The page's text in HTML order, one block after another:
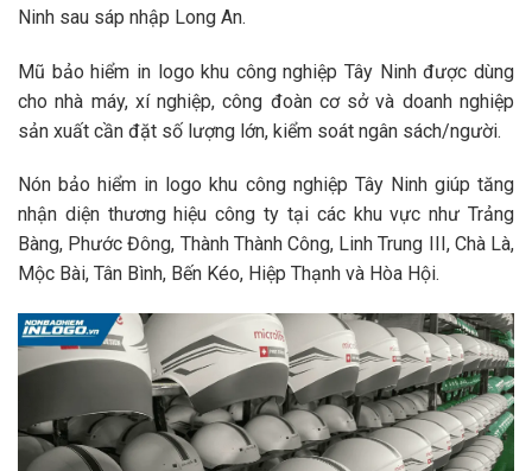
Ninh sau sáp nhập Long An.
Mũ bảo hiểm in logo khu công nghiệp Tây Ninh được dùng
cho nhà máy, xí nghiệp, công đoàn cơ sở và doanh nghiệp
sản xuất cần đặt số lượng lớn, kiểm soát ngân sách/người.
Nón bảo hiểm in logo khu công nghiệp Tây Ninh giúp tăng
nhận diện thương hiệu công ty tại các khu vực như Trảng
Bàng, Phước Đông, Thành Thành Công, Linh Trung III, Chà Là,
Mộc Bài, Tân Bình, Bến Kéo, Hiệp Thạnh và Hòa Hội.